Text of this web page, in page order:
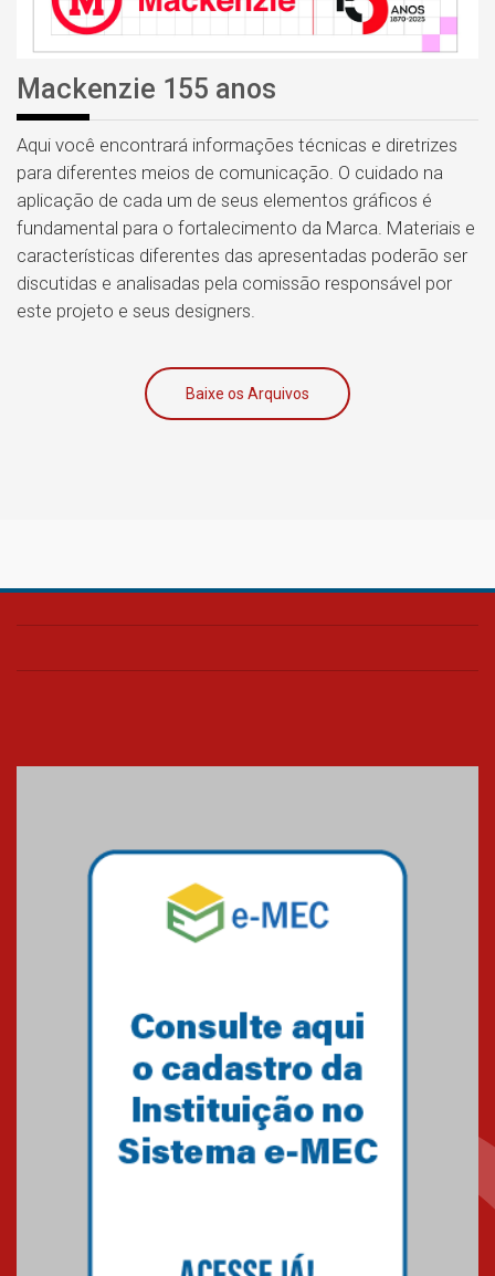
Mackenzie 155 anos
Aqui você encontrará informações técnicas e diretrizes
para diferentes meios de comunicação. O cuidado na
aplicação de cada um de seus elementos gráficos é
fundamental para o fortalecimento da Marca. Materiais e
características diferentes das apresentadas poderão ser
discutidas e analisadas pela comissão responsável por
este projeto e seus designers.
Baixe os Arquivos